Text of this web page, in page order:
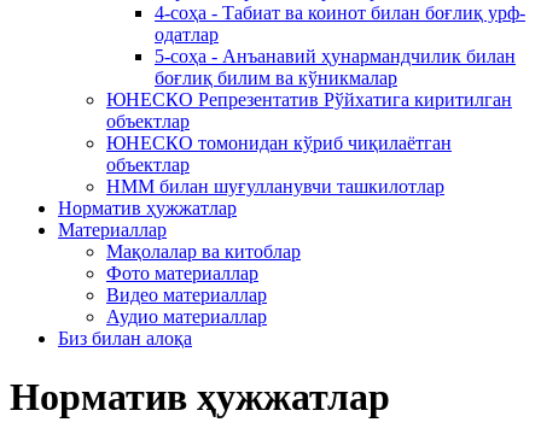
4-соҳа - Табиат ва коинот билан боғлиқ урф-
одатлар
5-соҳа - Анъанавий ҳунармандчилик билан
боғлиқ билим ва кўникмалар
ЮНЕСКО Репрезентатив Рўйхатига киритилган
объектлар
ЮНЕСКО томонидан кўриб чиқилаётган
объектлар
НММ билан шуғулланувчи ташкилотлар
Норматив ҳужжатлар
Материаллар
Мақолалар ва китоблар
Фото материаллар
Видео материаллар
Аудио материаллар
Биз билан алоқа
Норматив ҳужжатлар